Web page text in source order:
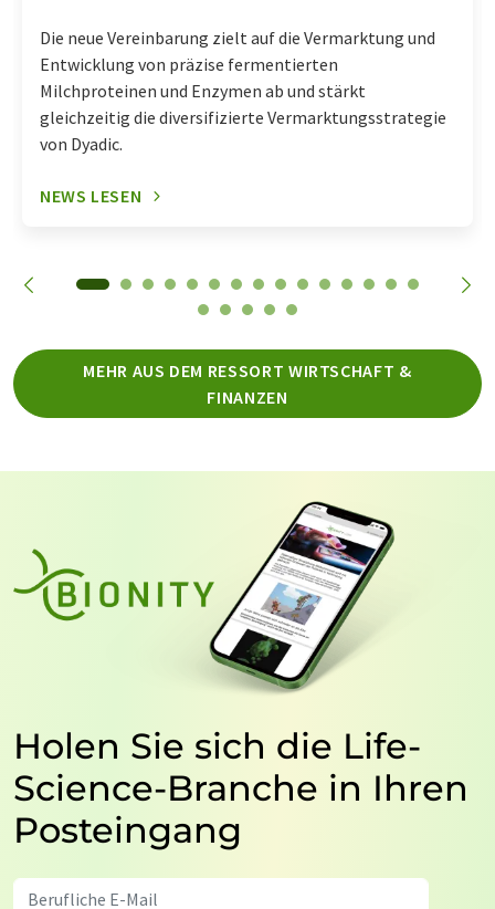
Die neue Vereinbarung zielt auf die Vermarktung und
Entwicklung von präzise fermentierten
Milchproteinen und Enzymen ab und stärkt
gleichzeitig die diversifizierte Vermarktungsstrategie
von Dyadic.
NEWS LESEN
MEHR AUS DEM RESSORT WIRTSCHAFT &
FINANZEN
Holen Sie sich die Life-
Science-Branche in Ihren
Posteingang